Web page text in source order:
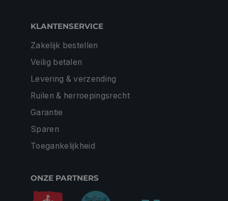
KLANTENSERVICE
Zakelijk bestellen
Veilig betalen
Levering & verzending
Ruilen & herroepingsrecht
Garantie
Sparen
Toegankelijkheid
ONZE PARTNERS